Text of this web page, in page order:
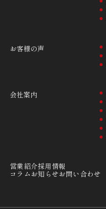
お客様の声
会社案内
営業紹介採用情報
コラムお知らせお問い合わせ